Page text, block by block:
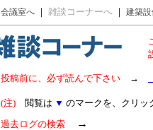
会議室へ ｜ 雑談コーナーへ ｜ 建築
投稿前に、必ず読んで下さい →
(注) 閲覧は ▼ のマークを、クリッ
過去ログの検索 →